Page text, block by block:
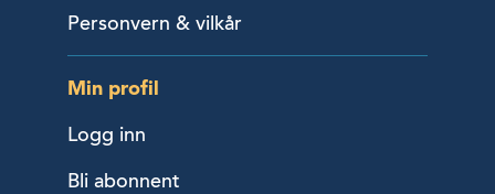
Personvern & vilkår
Min profil
Logg inn
Bli abonnent